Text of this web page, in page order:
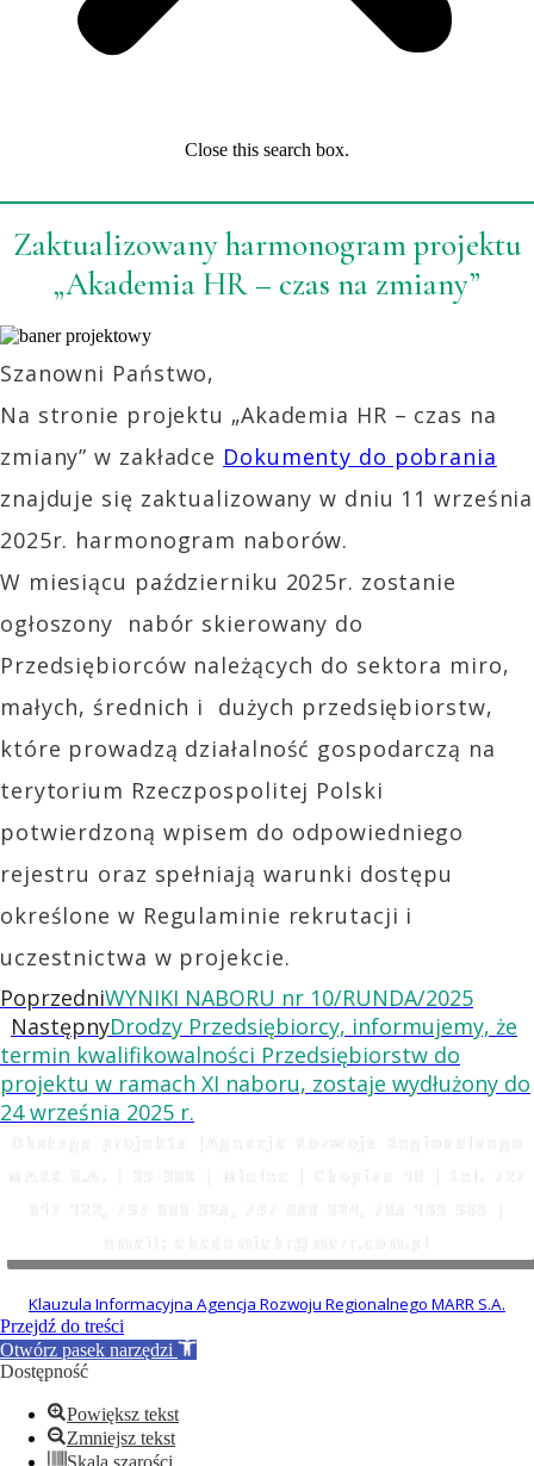
Close this search box.
Zaktualizowany harmonogram projektu
„Akademia HR – czas na zmiany”
Szanowni Państwo,
Na stronie projektu „Akademia HR – czas na
zmiany” w zakładce Dokumenty do pobrania
znajduje się zaktualizowany w dniu 11 września
2025r. harmonogram naborów.
W miesiącu październiku 2025r. zostanie
ogłoszony nabór skierowany do
Przedsiębiorców należących do sektora miro,
małych, średnich i dużych przedsiębiorstw,
które prowadzą działalność gospodarczą na
terytorium Rzeczpospolitej Polski
potwierdzoną wpisem do odpowiedniego
rejestru oraz spełniają warunki dostępu
określone w Regulaminie rekrutacji i
uczestnictwa w projekcie.
PoprzedniWYNIKI NABORU nr 10/RUNDA/2025
NastępnyDrodzy Przedsiębiorcy, informujemy, że
termin kwalifikowalności Przedsiębiorstw do
projektu w ramach XI naboru, zostaje wydłużony do
24 września 2025 r.
Klauzula Informacyjna Agencja Rozwoju Regionalnego MARR S.A.
Przejdź do treści
Otwórz pasek narzędzi
Dostępność
Powiększ tekst
Zmniejsz tekst
Skala szarości